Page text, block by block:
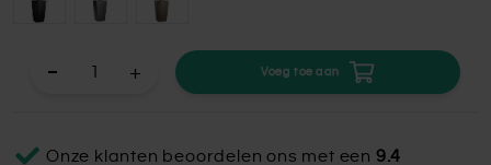
+ Voeg toe aan
Onze klanten beoordelen ons met een 9.4